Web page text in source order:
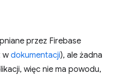
przez Firebase
wdokumentacji), ale żadna
więc nie ma powodu,